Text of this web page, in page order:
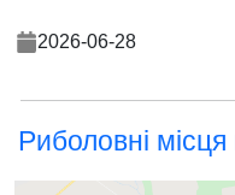
2026-06-28
Риболовні